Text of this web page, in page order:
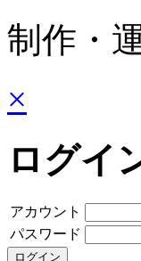
制作・
×
ログイ
アカウント
パスワード